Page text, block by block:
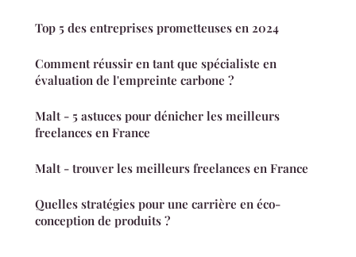
Top 5 des entreprises prometteuses en 2024
Comment réussir en tant que spécialiste en
évaluation de l'empreinte carbone ?
Malt - 5 astuces pour dénicher les meilleurs
freelances en France
Malt - trouver les meilleurs freelances en France
Quelles stratégies pour une carrière en éco-
conception de produits ?